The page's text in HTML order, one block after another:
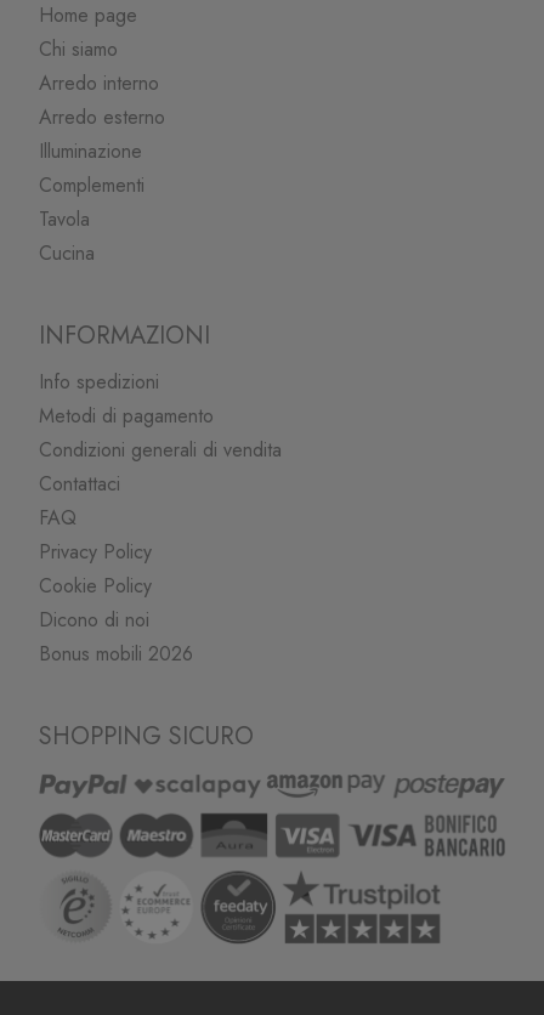
Home page
Chi siamo
Arredo interno
Arredo esterno
Illuminazione
Complementi
Tavola
Cucina
INFORMAZIONI
Info spedizioni
Metodi di pagamento
Condizioni generali di vendita
Contattaci
FAQ
Privacy Policy
Cookie Policy
Dicono di noi
Bonus mobili 2026
SHOPPING SICURO